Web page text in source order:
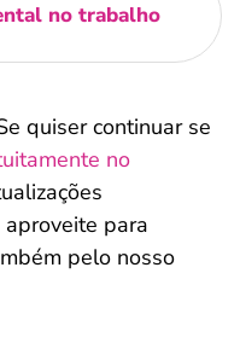
no trabalho
quiser continuar se
no
aproveite para
pelo nosso